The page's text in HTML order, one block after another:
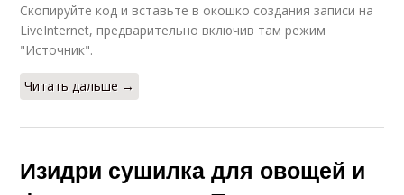
Скопируйте код и вставьте в окошко создания записи на
LiveInternet, предварительно включив там режим
"Источник".
Читать дальше →
Изидри сушилка для овощей и